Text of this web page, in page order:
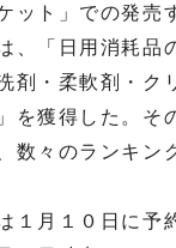
ット」での発売
、「日用消耗品
剤・柔軟剤・
を獲得した。そ
数々のランキン
１月１０日に予